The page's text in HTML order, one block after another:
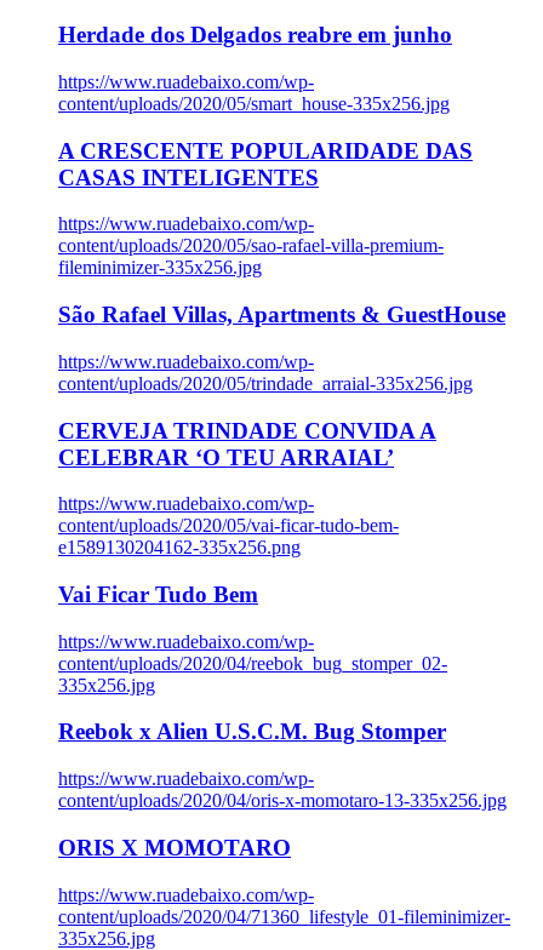
Herdade dos Delgados reabre em junho
https://www.ruadebaixo.com/wp-
content/uploads/2020/05/smart_house-335x256.jpg
A CRESCENTE POPULARIDADE DAS
CASAS INTELIGENTES
https://www.ruadebaixo.com/wp-
content/uploads/2020/05/sao-rafael-villa-premium-
fileminimizer-335x256.jpg
São Rafael Villas, Apartments & GuestHouse
https://www.ruadebaixo.com/wp-
content/uploads/2020/05/trindade_arraial-335x256.jpg
CERVEJA TRINDADE CONVIDA A
CELEBRAR ‘O TEU ARRAIAL’
https://www.ruadebaixo.com/wp-
content/uploads/2020/05/vai-ficar-tudo-bem-
e1589130204162-335x256.png
Vai Ficar Tudo Bem
https://www.ruadebaixo.com/wp-
content/uploads/2020/04/reebok_bug_stomper_02-
335x256.jpg
Reebok x Alien U.S.C.M. Bug Stomper
https://www.ruadebaixo.com/wp-
content/uploads/2020/04/oris-x-momotaro-13-335x256.jpg
ORIS X MOMOTARO
https://www.ruadebaixo.com/wp-
content/uploads/2020/04/71360_lifestyle_01-fileminimizer-
335x256.jpg